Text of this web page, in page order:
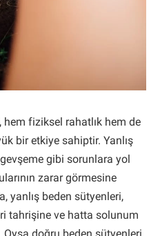
fiziksel rahatlık hem de
bir etkiye sahiptir. Yanlış
gibi sorunlara yol
zarar görmesine
yanlış beden sütyenleri,
tahrişine ve hatta solunum